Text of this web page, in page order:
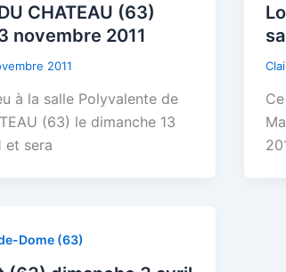
CHATEAU (63)
novembre 2011
2011
à la salle Polyvalente de
(63) le dimanche 13
et sera
Dome (63)